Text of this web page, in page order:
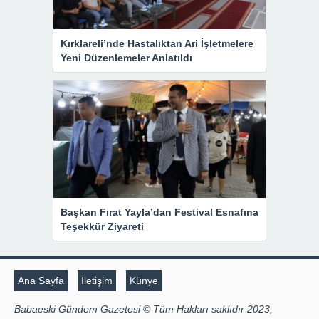
Kırklareli’nde Hastalıktan Ari İşletmelere
Yeni Düzenlemeler Anlatıldı
Başkan Fırat Yayla’dan Festival Esnafına
Teşekkür Ziyareti
Ana Sayfa İletişim Künye
Babaeski Gündem Gazetesi © Tüm Hakları saklıdır 2023,